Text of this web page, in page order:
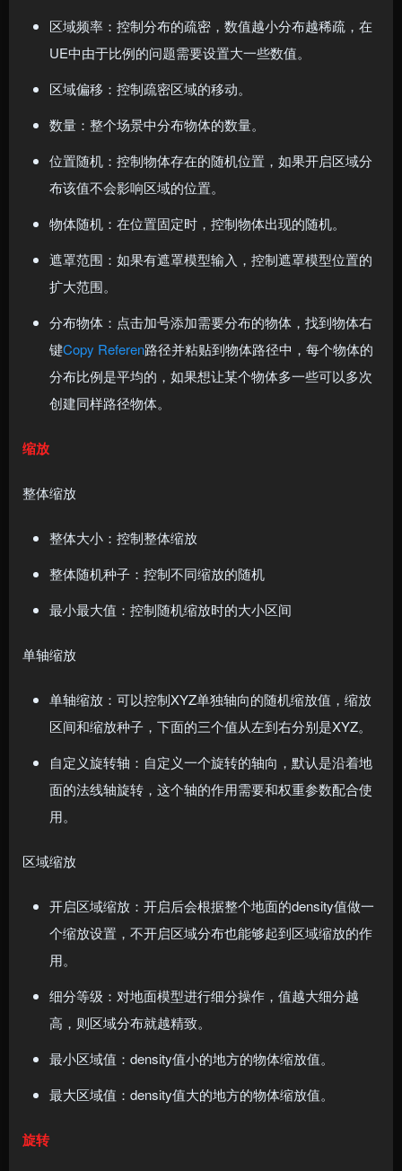
区域频率：控制分布的疏密，数值越小分布越稀疏，在
UE中由于比例的问题需要设置大一些数值。
区域偏移：控制疏密区域的移动。
数量：整个场景中分布物体的数量。
位置随机：控制物体存在的随机位置，如果开启区域分
布该值不会影响区域的位置。
物体随机：在位置固定时，控制物体出现的随机。
遮罩范围：如果有遮罩模型输入，控制遮罩模型位置的
扩大范围。
分布物体：点击加号添加需要分布的物体，找到物体右
键Copy Referen路径并粘贴到物体路径中，每个物体的
分布比例是平均的，如果想让某个物体多一些可以多次
创建同样路径物体。
缩放
整体缩放
整体大小：控制整体缩放
整体随机种子：控制不同缩放的随机
最小最大值：控制随机缩放时的大小区间
单轴缩放
单轴缩放：可以控制XYZ单独轴向的随机缩放值，缩放
区间和缩放种子，下面的三个值从左到右分别是XYZ。
自定义旋转轴：自定义一个旋转的轴向，默认是沿着地
面的法线轴旋转，这个轴的作用需要和权重参数配合使
用。
区域缩放
开启区域缩放：开启后会根据整个地面的density值做一
个缩放设置，不开启区域分布也能够起到区域缩放的作
用。
细分等级：对地面模型进行细分操作，值越大细分越
高，则区域分布就越精致。
最小区域值：density值小的地方的物体缩放值。
最大区域值：density值大的地方的物体缩放值。
旋转